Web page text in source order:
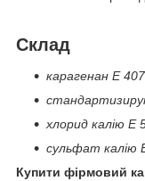
Склад
карагенан Е
хлорид калію Е
сульфат калію
Купити фірмовий